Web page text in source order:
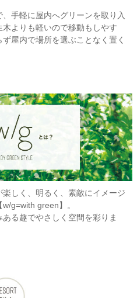
手軽に屋内へグリーンを取り入
よりも軽いので移動もしやす
屋内で場所を選ぶことなく置く
しく、明るく、素敵にイメージ
g=with green】。
る趣でやさしく空間を彩りま